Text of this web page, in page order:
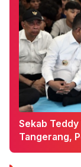
Sekab Teddy
Tangerang,